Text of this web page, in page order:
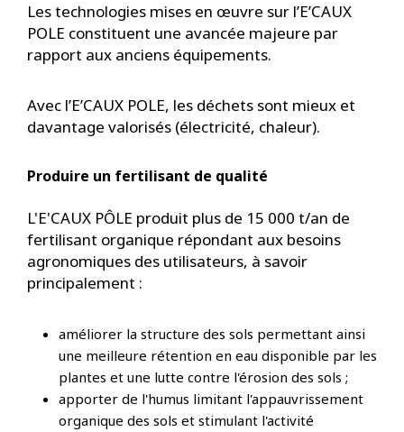
Les technologies mises en œuvre sur l’E’CAUX
POLE constituent une avancée majeure par
rapport aux anciens équipements.
Avec l’E’CAUX POLE, les déchets sont mieux et
davantage valorisés (électricité, chaleur).
Produire un fertilisant de qualité
L'E'CAUX PÔLE produit plus de 15 000 t/an de
fertilisant organique répondant aux besoins
agronomiques des utilisateurs, à savoir
principalement :
améliorer la structure des sols permettant ainsi
une meilleure rétention en eau disponible par les
plantes et une lutte contre l'érosion des sols ;
apporter de l'humus limitant l'appauvrissement
organique des sols et stimulant l'activité